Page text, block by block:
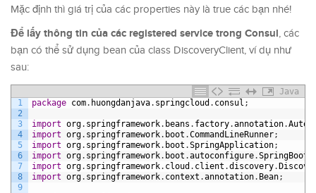
Mặc định thì giá trị của các properties này là true các bạn nhé!
Để lấy thông tin của các registered service trong Consul, các
bạn có thể sử dụng bean của class DiscoveryClient, ví dụ như
sau:
Java
1
2
3
4
5
6
7
8
9
package com. huongdanjava. springcloud . consul ;
import org. springframework. beans . factory.annotation.
import org. springframework. boot .CommandLineRunner;
import org. springframework. boot .SpringApplication;
import org. springframework. boot .autoconfigure.
import org. springframework. cloud . client .discovery.
import org. springframework. context .annotation. Bean;